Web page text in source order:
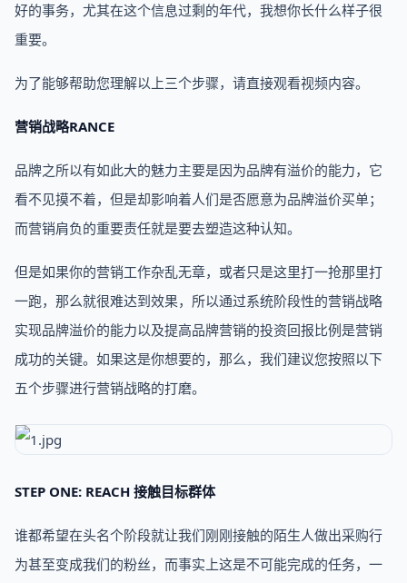
好的事务，尤其在这个信息过剩的年代，我想你长什么样子很
重要。
为了能够帮助您理解以上三个步骤，请直接观看视频内容。
营销战略RANCE
品牌之所以有如此大的魅力主要是因为品牌有溢价的能力，它
看不见摸不着，但是却影响着人们是否愿意为品牌溢价买单；
而营销肩负的重要责任就是要去塑造这种认知。
但是如果你的营销工作杂乱无章，或者只是这里打一抢那里打
一跑，那么就很难达到效果，所以通过系统阶段性的营销战略
实现品牌溢价的能力以及提高品牌营销的投资回报比例是营销
成功的关键。如果这是你想要的，那么，我们建议您按照以下
五个步骤进行营销战略的打磨。
STEP ONE: REACH 接触目标群体
谁都希望在头名个阶段就让我们刚刚接触的陌生人做出采购行
为甚至变成我们的粉丝，而事实上这是不可能完成的任务，一